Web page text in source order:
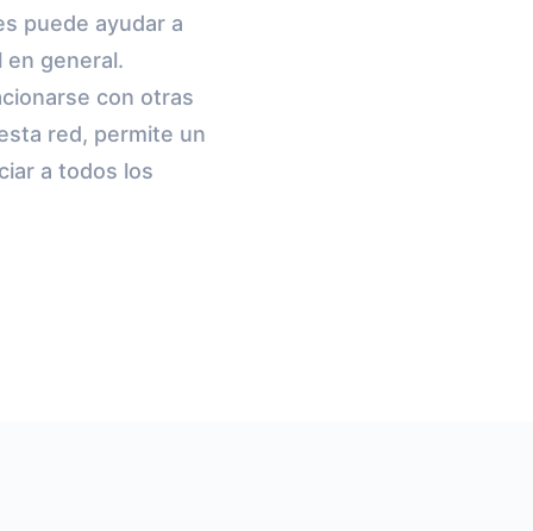
puede ayudar a
en general.
con otras
red, permite un
a todos los